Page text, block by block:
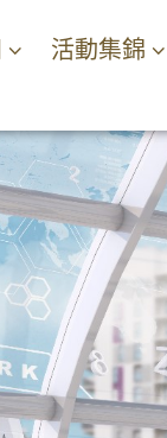
活動集錦